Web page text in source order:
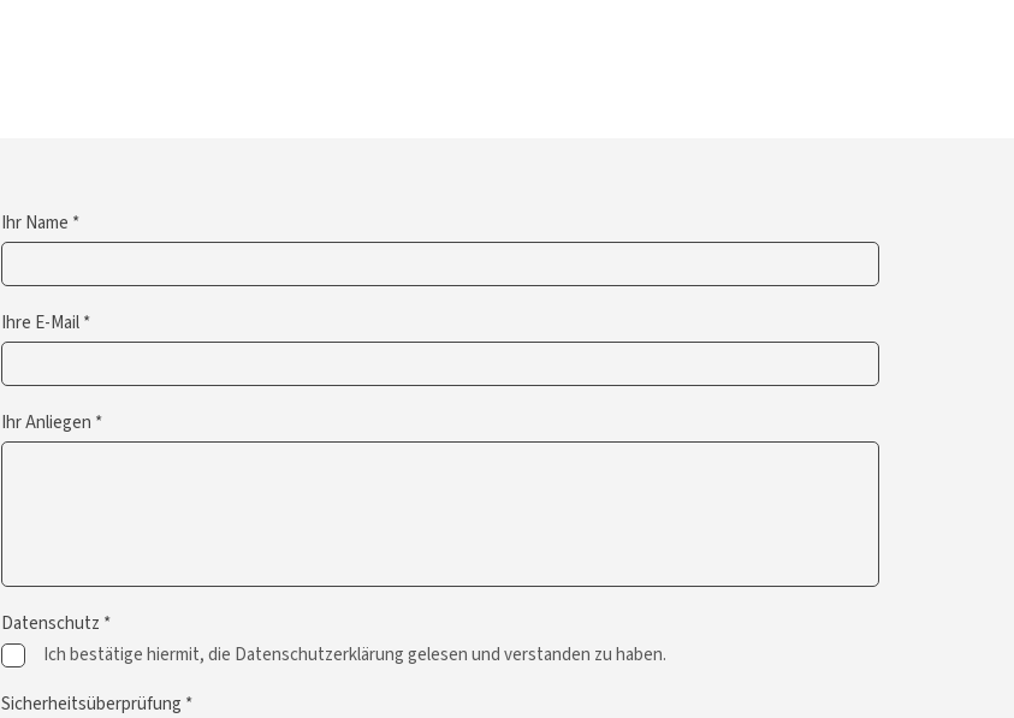
Ihr Name *
Ihre E-Mail *
Ihr Anliegen *
Datenschutz *
Ich bestätige hiermit, die Datenschutzerklärung gelesen und verstanden zu haben.
Sicherheitsüberprüfung *